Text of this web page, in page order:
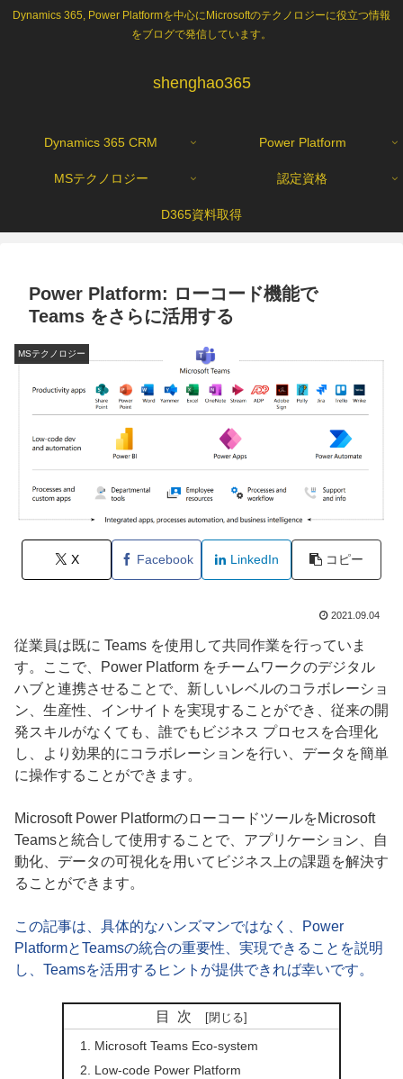
Dynamics 365, Power Platformを中心にMicrosoftのテクノロジーに役立つ情報
をブログで発信しています。
shenghao365
Dynamics 365 CRM Power Platform
MSテクノロジー 認定資格
D365資料取得
Power Platform: ローコード機能で
Teams をさらに活用する
MSテクノロジー
X Facebook LinkedIn コピー
2021.09.04
従業員は既に Teams を使用して共同作業を行っていま
す。ここで、Power Platform をチームワークのデジタル
ハブと連携させることで、新しいレベルのコラボレーショ
ン、生産性、インサイトを実現することができ、従来の開
発スキルがなくても、誰でもビジネス プロセスを合理化
し、より効果的にコラボレーションを行い、データを簡単
に操作することができます。
Microsoft Power PlatformのローコードツールをMicrosoft
Teamsと統合して使用することで、アプリケーション、自
動化、データの可視化を用いてビジネス上の課題を解決す
ることができます。
この記事は、具体的なハンズマンではなく、Power
PlatformとTeamsの統合の重要性、実現できることを説明
し、Teamsを活用するヒントが提供できれば幸いです。
目次
Microsoft Teams Eco-system
Low-code Power Platform